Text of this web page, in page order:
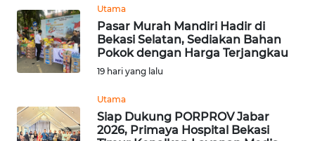
Utama
Pasar Murah Mandiri Hadir di
Bekasi Selatan, Sediakan Bahan
Pokok dengan Harga Terjangkau
19 hari yang lalu
Utama
Siap Dukung PORPROV Jabar
2026, Primaya Hospital Bekasi
SAMOSIR
WN
PADANG
WN
SUMEDANG